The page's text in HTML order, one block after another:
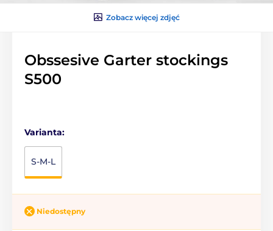
Zobacz więcej zdjęć
Obssesive Garter stockings
S500
Varianta:
S-M-L
Niedostępny